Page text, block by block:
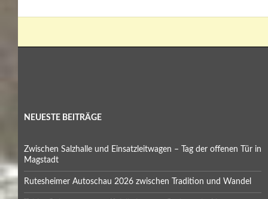
NEUESTE BEITRÄGE
Zwischen Salzhalle und Einsatzleitwagen – Tag der offenen Tür in
Magstadt
Rutesheimer Autoschau 2026 zwischen Tradition und Wandel